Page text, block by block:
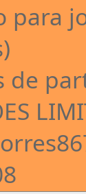
para
de